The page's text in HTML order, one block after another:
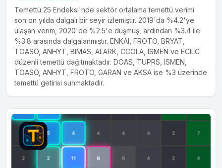
TUPRS Tüpraş
TURSG Türkiye Sigorta
Tüpraş filosunu büyütüyor. Güney Kore’de inşa edilecek
yeni Suezmax tankere 370 milyon dolardan fazla yatırım
yapıyor. Suezmax’lar, tam yükte Süveyş Kanalı’ndan
geçebilen en büyük petrol gemileri. Teslimat2029sonuna
kadar tamamlanacak.
FROTO 1 Tem 2026
Koç Finansman A.Ş. paylarının satın alma işleminin
tamamlanması
13.03.2026tarihli özel durum açıklamamızda, Şirketimizin
finansman faaliyetlerinin daha etkin yönetilmesi, satış
süreçlerinin desteklenmesi ve müşteri deneyiminin
geliştirilmesi amacıyla, Koç Holding A.Ş.'nin %
A.Ş.'nin %
ve diğer Koç Topluluğu şirketlerinin toplam
3
oranında pay sahibi olduğu Koç Finansman A.Ş.'nin
Temettü 25 Endeksi'nde sektör ortalama temettü verimi
son on yılda dalgalı bir seyir izlemiştir. 2019'da %4.2'ye
ulaşan verim, 2020'de %2.5'e düşmüş, ardından %3.4 ile
%3.8 arasında dalgalanmıştır. ENKAI, FROTO, BRYAT,
TOASO, ANHYT, BIMAS, ALARK, CCOLA, ISMEN ve ECILC
düzenli temettü dağıtmaktadır. DOAS, TUPRS, ISMEN,
TOASO, ANHYT, FROTO, GARAN ve AKSA ise %3 üzerinde
temettü getirisi sunmaktadır.